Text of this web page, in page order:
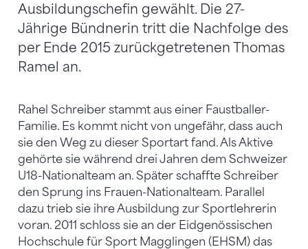
Ausbildungschefin gewählt. Die 27-
Jährige Bündnerin tritt die Nachfolge des
per Ende 2015 zurückgetretenen Thomas
Ramel an.
Rahel Schreiber stammt aus einer Faustballer-
Familie. Es kommt nicht von ungefähr, dass auch
sie den Weg zu dieser Sportart fand. Als Aktive
gehörte sie während drei Jahren dem Schweizer
U18-Nationalteam an. Später schaffte Schreiber
den Sprung ins Frauen-Nationalteam. Parallel
dazu trieb sie ihre Ausbildung zur Sportlehrerin
voran. 2011 schloss sie an der Eidgenössischen
Hochschule für Sport Magglingen (EHSM) das